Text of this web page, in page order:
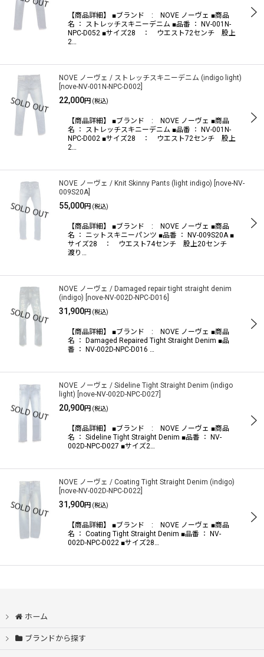
【商品詳細】 ■ブランド : NOVE ノーヴェ ■商品
名 ： ストレッチスキニーデニム ■品番 ： NV-001N-
NPC-D052 ■サイズ28 ： ウエスト72センチ 股上
2…
NOVE ノーヴェ / ストレッチスキニーデニム (indigo light)
nove-NV-001N-NPC-D002
22,000円 (税込)
【商品詳細】 ■ブランド : NOVE ノーヴェ ■商品
名 ： ストレッチスキニーデニム ■品番 ： NV-001N-
NPC-D002 ■サイズ28 ： ウエスト72センチ 股上
2…
NOVE ノーヴェ / Knit Skinny Pants (light indigo) nove-NV-
009S20A
55,000円 (税込)
【商品詳細】 ■ブランド : NOVE ノーヴェ ■商品
名 ： ニットスキニーパンツ ■品番 ： NV-009S20A ■
サイズ28 ： ウエスト74センチ 股上20センチ
渡り…
NOVE ノーヴェ / Damaged repair tight straight denim
(indigo) nove-NV-002D-NPC-D016
31,900円 (税込)
【商品詳細】 ■ブランド : NOVE ノーヴェ ■商品
名 ： Damaged Repaired Tight Straight Denim ■品
番 ： NV-002D-NPC-D016 …
NOVE ノーヴェ / Sideline Tight Straight Denim (indigo
light) nove-NV-002D-NPC-D027
20,900円 (税込)
【商品詳細】 ■ブランド : NOVE ノーヴェ ■商品
名 ： Sideline Tight Straight Denim ■品番 ： NV-
002D-NPC-D027 ■サイズ2…
NOVE ノーヴェ / Coating Tight Straight Denim (indigo)
nove-NV-002D-NPC-D022
31,900円 (税込)
【商品詳細】 ■ブランド : NOVE ノーヴェ ■商品
名 ： Coating Tight Straight Denim ■品番 ： NV-
002D-NPC-D022 ■サイズ28…
ホーム
ブランドから探す